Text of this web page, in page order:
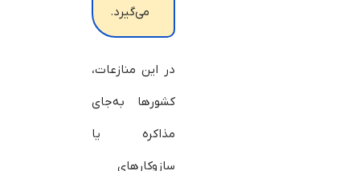
می‌گیرد.
در این منازعات،
کشورها به‌جای
مذاکره یا
سازوکارهای